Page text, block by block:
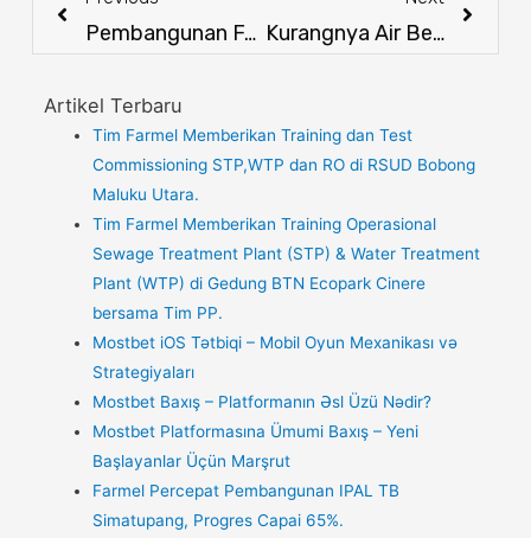
Pembangunan Farmel STP And WTP Di ALTON APARTEMENT Semarang Mulai Di Kerjakan Kurangnya Air Bersih Yang Tersedia Dengan Kebutuhannya Yang Semakin Meningkat
Artikel Terbaru
Tim Farmel Memberikan Training dan Test
Commissioning STP,WTP dan RO di RSUD Bobong
Maluku Utara.
Tim Farmel Memberikan Training Operasional
Sewage Treatment Plant (STP) & Water Treatment
Plant (WTP) di Gedung BTN Ecopark Cinere
bersama Tim PP.
Mostbet iOS Tətbiqi – Mobil Oyun Mexanikası və
Strategiyaları
Mostbet Baxış – Platformanın Əsl Üzü Nədir?
Mostbet Platformasına Ümumi Baxış – Yeni
Başlayanlar Üçün Marşrut
Farmel Percepat Pembangunan IPAL TB
Simatupang, Progres Capai 65%.